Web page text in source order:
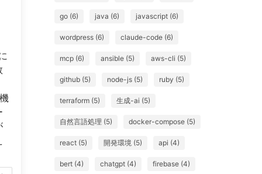
go (6) java (6) javascript (6)
wordpress (6) claude-code (6)
mcp (6) ansible (5) aws-cli (5)
github (5) node-js (5) ruby (5)
terraform (5) 生成-ai (5)
自然言語処理 (5) docker-compose (5)
react (5) 開発環境 (5) api (4)
bert (4) chatgpt (4) firebase (4)